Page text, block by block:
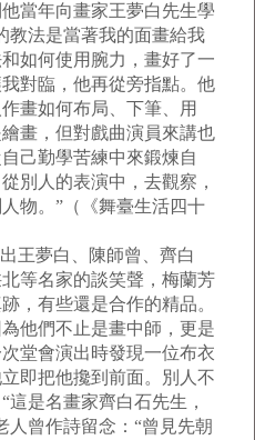
當年向畫家王夢白先生學
教法是當著我的面畫給我
如何使用腕力，畫好了一
對臨，他再從旁指點。他
畫如何布局、下筆、用
畫，但對戲曲演員來講也
己勤學苦練中來鍛煉自
別人的表演中，去觀察，
物。”（《舞臺生活四十
夢白、陳師曾、齊白
等名家的談笑聲，梅蘭芳
，有些還是合作的精品。
他們不止是畫中師，更是
堂會演出時發現一位布衣
即把他攙到前面。別人不
是名畫家齊白石先生，
人曾作詩留念：“曾見先朝